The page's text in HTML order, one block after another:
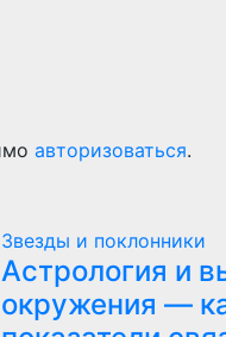
авторизоваться.
Звезды и поклонники
Астрология и
окружения —